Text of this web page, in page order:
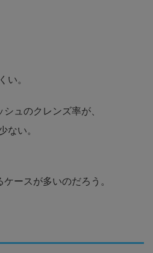
い。
ュのクレンズ率が、
ない。
ースが多いのだろう。